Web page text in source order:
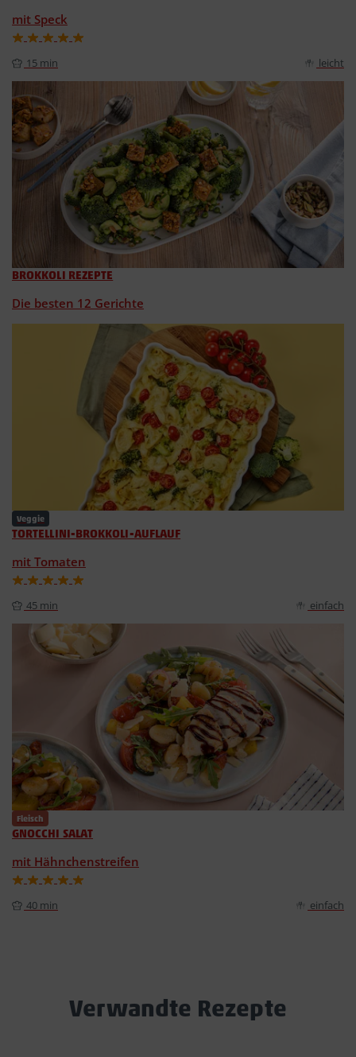
mit Speck
15 min leicht
BROKKOLI REZEPTE
Die besten 12 Gerichte
Veggie
TORTELLINI-BROKKOLI-AUFLAUF
mit Tomaten
45 min einfach
Fleisch
GNOCCHI SALAT
mit Hähnchenstreifen
40 min einfach
Verwandte Rezepte